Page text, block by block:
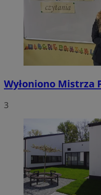
Wyłoniono Mistrza
3